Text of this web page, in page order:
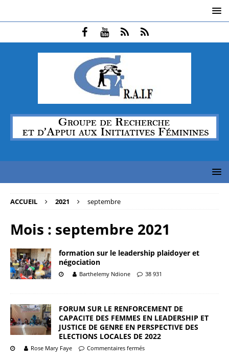
ACCUEIL 2021 septembre
Mois : septembre 2021
formation sur le leadership plaidoyer et
négociation
Barthelemy Ndione 38 931
FORUM SUR LE RENFORCEMENT DE
CAPACITE DES FEMMES EN LEADERSHIP ET
JUSTICE DE GENRE EN PERSPECTIVE DES
ELECTIONS LOCALES DE 2022
Rose Mary Faye Commentaires fermés